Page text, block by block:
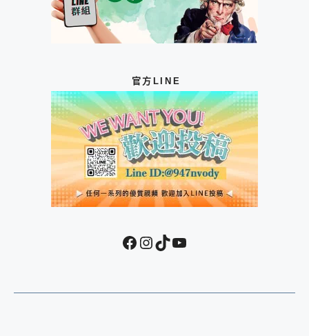
官方LINE
Facebook
Instagram
TikTokYouTube